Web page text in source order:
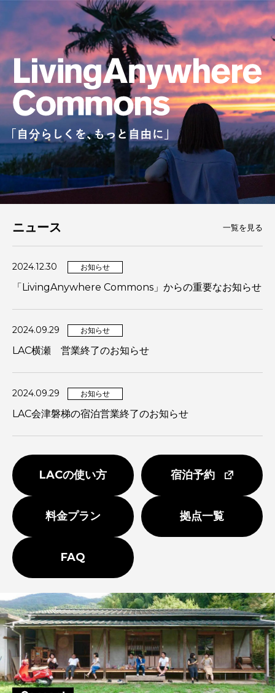
ニュース
2024.12.30 お知らせ
「LivingAnywhere Commons」からの重要なお知らせ
2024.09.29 お知らせ
LAC横瀬 営業終了のお知らせ
2024.09.29 お知らせ
LAC会津磐梯の宿泊営業終了のお知らせ
一覧を見る
LACの使い方 宿泊予約
料金プラン 拠点一覧
FAQ